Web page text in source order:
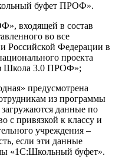
буфет ПРОФ».
входящей в состав
во все
Российской Федерации в
проекта
Школа 3.0 ПРОФ»;
предусмотрена
из программы
данные по
с привязкой к классу и
учреждения –
если эти данные
«1С:Школьный буфет».